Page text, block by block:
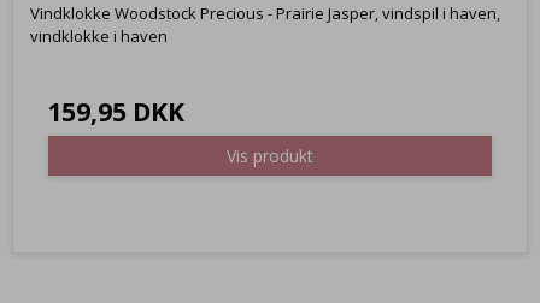
Vindklokke Woodstock Precious - Prairie Jasper, vindspil i haven,
vindklokke i haven
159,95 DKK
Vis produkt